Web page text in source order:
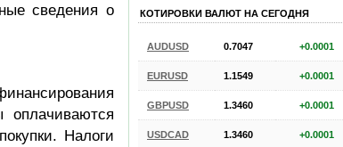
сведения о
Налоги
КОТИРОВКИ ВАЛЮТ НА СЕГОДНЯ
AUDUSD 0.7047 +0.0001
EURUSD 1.1549 +0.0001
GBPUSD 1.3460 +0.0001
USDCAD 1.3460 +0.0001